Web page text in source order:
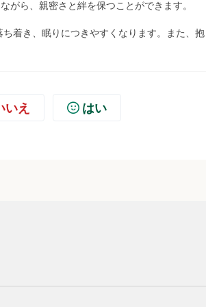
がら、親密さと絆を保つことができます。
着き、眠りにつきやすくなります。また、
いえ はい